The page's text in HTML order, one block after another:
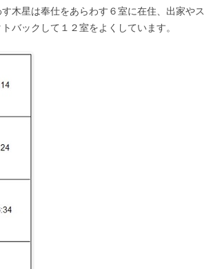
木星は奉仕をあらわす６室に在住、出家やス
バックして１２室をよくしています。